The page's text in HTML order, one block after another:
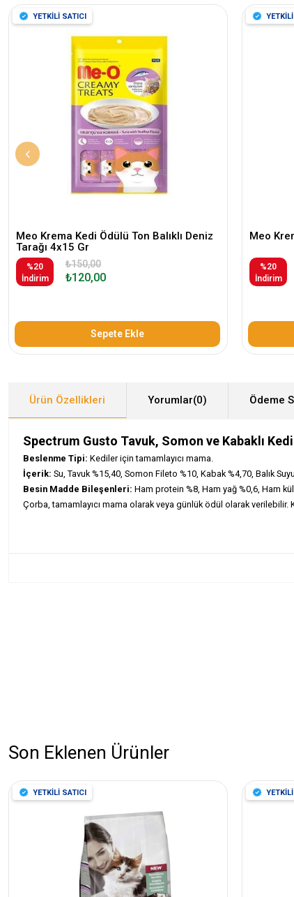
Meo Krema Kedi Ödülü Ton Balıklı Deniz
Tarağı 4x15 Gr
%20
İndirim
₺120,00
₺150,00
Sepete Ekle
YETKİLİ SATICI
Meo
%20
İndirim
Ürün Özellikleri Yorumlar(0) Ödeme
Spectrum Gusto Tavuk, Somon ve Kabaklı
Beslenme Tipi: Kediler için tamamlayıcı mama.
İçerik: Su, Tavuk %15,40, Somon Fileto %10, Kabak %4,70, Balık
Besin Madde Bileşenleri: Ham protein %8, Ham yağ %0,6, Ham
Çorba, tamamlayıcı mama olarak veya günlük ödül olarak
Son Eklenen Ürünler
YETKİLİ SATICI